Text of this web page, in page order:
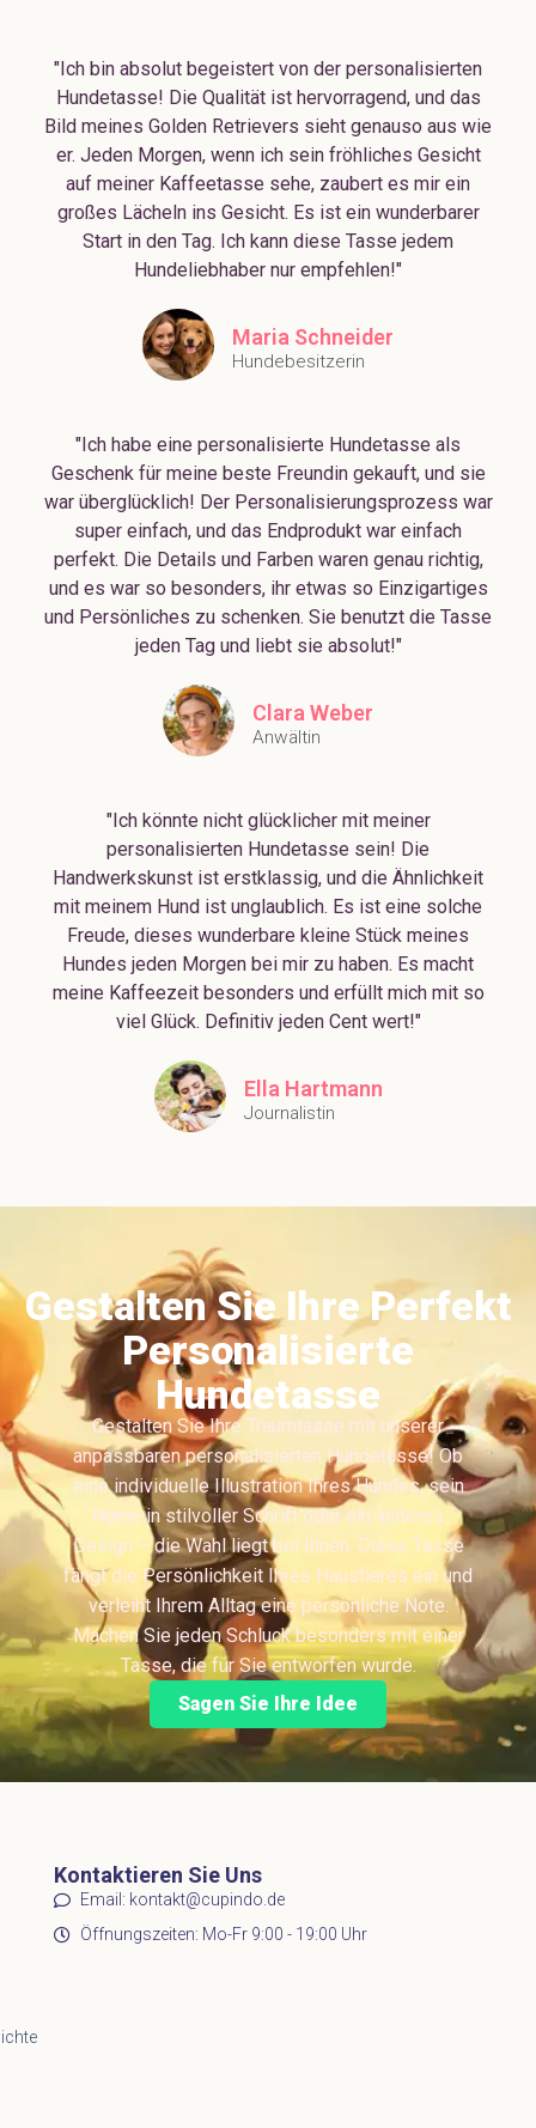
"Ich bin absolut begeistert von der personalisierten
Hundetasse! Die Qualität ist hervorragend, und das
Bild meines Golden Retrievers sieht genauso aus wie
er. Jeden Morgen, wenn ich sein fröhliches Gesicht
auf meiner Kaffeetasse sehe, zaubert es mir ein
großes Lächeln ins Gesicht. Es ist ein wunderbarer
Start in den Tag. Ich kann diese Tasse jedem
Hundeliebhaber nur empfehlen!"
Maria Schneider
Hundebesitzerin
"Ich habe eine personalisierte Hundetasse als
Geschenk für meine beste Freundin gekauft, und sie
war überglücklich! Der Personalisierungsprozess war
super einfach, und das Endprodukt war einfach
perfekt. Die Details und Farben waren genau richtig,
und es war so besonders, ihr etwas so Einzigartiges
und Persönliches zu schenken. Sie benutzt die Tasse
jeden Tag und liebt sie absolut!"
Clara Weber
Anwältin
"Ich könnte nicht glücklicher mit meiner
personalisierten Hundetasse sein! Die
Handwerkskunst ist erstklassig, und die Ähnlichkeit
mit meinem Hund ist unglaublich. Es ist eine solche
Freude, dieses wunderbare kleine Stück meines
Hundes jeden Morgen bei mir zu haben. Es macht
meine Kaffeezeit besonders und erfüllt mich mit so
viel Glück. Definitiv jeden Cent wert!"
Ella Hartmann
Journalistin
Gestalten Sie Ihre Perfekt
Personalisierte
Hundetasse
Gestalten Sie Ihre Traumtasse mit unserer
anpassbaren personalisierten Hundetasse! Ob
eine individuelle Illustration Ihres Hundes, sein
Name in stilvoller Schrift oder ein anderes
Design – die Wahl liegt bei Ihnen. Diese Tasse
fängt die Persönlichkeit Ihres Haustieres ein und
verleiht Ihrem Alltag eine persönliche Note.
Machen Sie jeden Schluck besonders mit einer
Tasse, die für Sie entworfen wurde.
Sagen Sie Ihre Idee
Kontaktieren Sie Uns
Email: kontakt@cupindo.de
Öffnungszeiten: Mo-Fr 9:00 - 19:00 Uhr